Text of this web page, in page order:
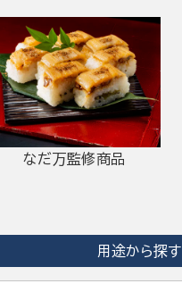
なだ万監修商品
用途から探す